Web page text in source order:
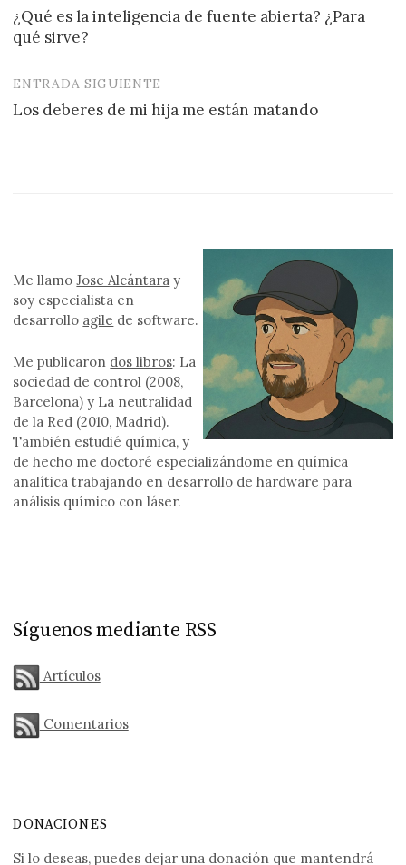
de
¿Qué es la inteligencia de fuente abierta? ¿Para
qué sirve?
ENTRADA SIGUIENTE
Los deberes de mi hija me están matando
Me llamoJose Alcántara y
soy especialista en
desarrollo agile de software.
Me publicaron dos libros: La
sociedad de control (2008,
Barcelona) y La neutralidad
de la Red (2010, Madrid).
También estudié química, y
de hecho me doctoré especializándome en química
analítica trabajando en desarrollo de hardware para
análisis químico con láser.
Síguenos mediante RSS
Artículos
Comentarios
DONACIONES
Si lo deseas, puedes dejar una donación que mantendrá